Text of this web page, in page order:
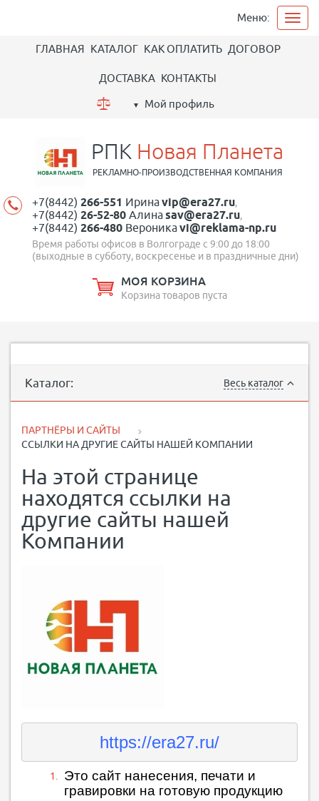
ГЛАВНАЯ КАТАЛОГ КАК ОПЛАТИТЬ ДОГОВОР
ДОСТАВКА КОНТАКТЫ
Мой профиль
РПК Новая Планета
РЕКЛАМНО-ПРОИЗВОДСТВЕННАЯ КОМПАНИЯ
+7(8442) 266-551 Иринаvip@era27.ru,
+7(8442) 26-52-80 Алинаsav@era27.ru,
+7(8442) 266-480 Вероникаvi@reklama-np.ru
Время работы офисов в Волгограде с 9:00 до 18:00
(выходные в субботу, воскресенье и в праздничные дни)
МОЯ КОРЗИНА
Корзина товаров пуста
Меню:
Каталог: Весь каталог
ПАРТНЁРЫ И САЙТЫ
ССЫЛКИ НА ДРУГИЕ САЙТЫ НАШЕЙ КОМПАНИИ
На этой странице
находятся ссылки на
другие сайты нашей
Компании
https://era27.ru/
Это сайт нанесения, печати и
гравировки на готовую продукцию